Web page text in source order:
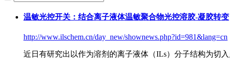
温敏光控开关：结合离子液体温敏聚合物光控溶胶-凝胶转变
http://www.ilschem.cn/day_new/shownews.php?id=981&lang=cn
近日有研究出以作为溶剂的离子液体（ILs）分子结构为切